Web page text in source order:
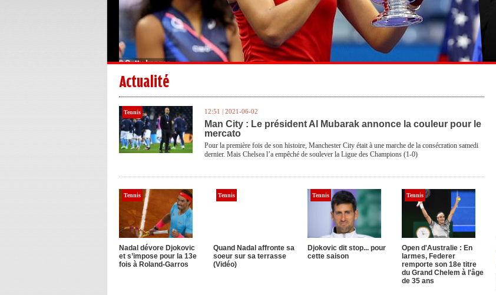
Actualité
Tennis 12:51 | 2021-06-02
Man City : Le président Al Mubarak annonce la couleur pour le
mercato
Pour la première fois de son histoire, Manchester City était à une marche de la consécration samedi
dernier. Mais Chelsea l’a empêché de soulever la Ligue des Champions (1-0)
Tennis
Nadal dévore Djokovic
et s’impose pour la 13e
fois à Roland-Garros
Tennis
Quand Nadal affronte sa
soeur sur sa terrasse
(Vidéo)
Tennis
Djokovic dit stop... pour
cette saison
Tennis
Open d'Australie : En
larmes, Federer
remporte son 18e titre
du Grand Chelem à l'âge
de 35 ans